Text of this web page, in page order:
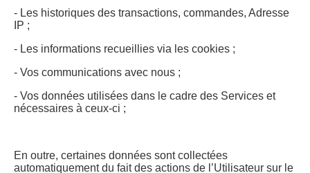
- Les historiques des transactions, commandes, Adresse
IP ;
- Les informations recueillies via les cookies ;
- Vos communications avec nous ;
- Vos données utilisées dans le cadre des Services et
nécessaires à ceux-ci ;
En outre, certaines données sont collectées
automatiquement du fait des actions de l’Utilisateur sur le